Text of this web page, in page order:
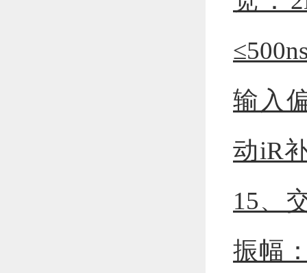
输入
动iR
15、
振幅